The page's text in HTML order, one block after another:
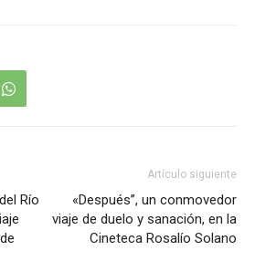
Río
Artículo siguiente
«Después”, un conmovedor
viaje de duelo y sanación, en la
Cineteca Rosalío Solano